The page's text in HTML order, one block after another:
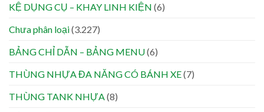
KỆ DỤNG CỤ – KHAY LINH KIỆN (6)
Chưa phân loại(3.227)
BẢNG CHỈ DẪN – BẢNG MENU(6)
THÙNG NHỰA ĐA NĂNG CÓ BÁNH XE(7)
THÙNG TANK NHỰA (8)